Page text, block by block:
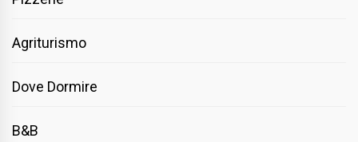
Agriturismo
Dove Dormire
B&B